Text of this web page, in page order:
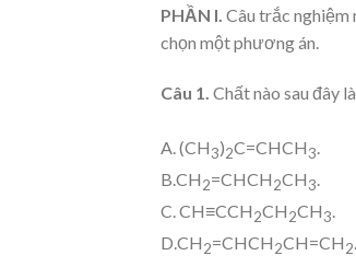
PHẦN I. Câu trắc nghiệm
chọn một phương án.
Câu 1. Chất nào sau đây
A. (CH3)2C=CHCH3
B.CH2=CHCH2CH3
C. CH≡CCH2CH2CH3.
D.CH2=CHCH2CH=CH2.